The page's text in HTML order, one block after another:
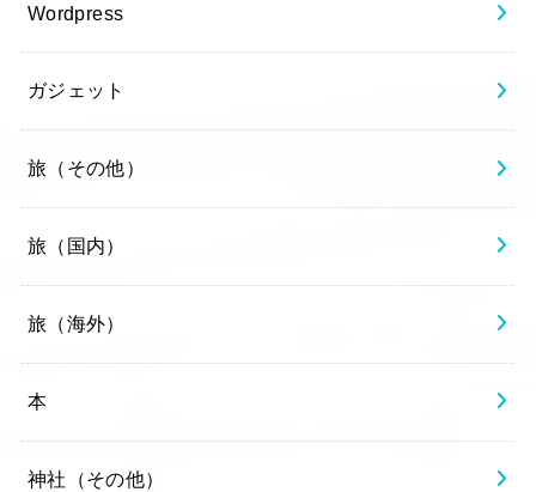
Wordpress
ガジェット
旅（その他）
旅（国内）
旅（海外）
本
神社（その他）